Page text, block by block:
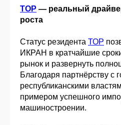
ТОР — реальный
роста
Статус резидента ТОР
ИКРАН в кратчайшие
рынок и развернуть
Благодаря партнёрству с
республиканскими
примером успешного
машиностроении.